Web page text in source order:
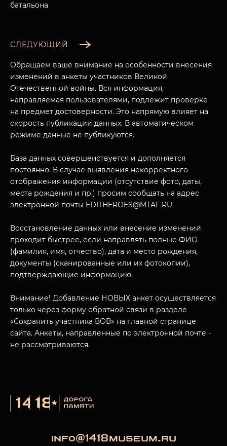
МУЗЕЙНЫЙ КОМПЛЕКС
ПОСЕТИТЕЛЯМ
О НАС
батальона
СЛЕДУЮЩИЙ
Обращаем ваше внимание на особенности внесения
изменений в анкеты участников Великой
Отечественной войны. Вся информация,
направляемая пользователями, подлежит проверке
на предмет достоверности. Это напрямую влияет на
скорость публикации данных. В автоматическом
режиме данные не публикуются.
База данных совершенствуется и дополняется
постоянно. В случае выявления некорректного
отображения информации (отсутствие фото, даты,
места рождения и пр.) просим сообщать на адрес
электронной почты EDITHEROES@MTAF.RU
Восстановление данных или внесение изменений
проходит быстрее, если направлять полные ФИО
(фамилия, имя, отчество), дата и место рождения,
документы (сканированные или их фотокопии),
подтверждающие информацию.
Внимание! Добавление НОВЫХ анкет осуществляется
только через форму обратной связи в разделе
«Сохранить участника ВОВ» на главной странице
сайта. Анкеты, направленные по электронной почте -
не рассматриваются.
info@1418museum.ru